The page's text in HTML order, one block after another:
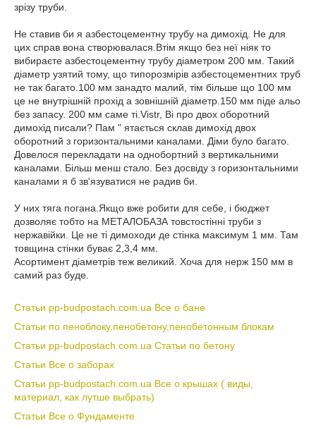
зрізу труби.
Не ставив би я азбестоцементну трубу на димохід. Не для
цих справ вона створювалася.Втім якщо без неї ніяк то
вибираєте азбестоцементну трубу діаметром 200 мм. Такий
діаметр узятий тому, що типорозмірів азбестоцементних труб
не так багато.100 мм занадто малий, тім більше що 100 мм
це не внутрішній прохід а зовнішній діаметр.150 мм піде альо
без запасу. 200 мм саме ті.Vistr, Ві про двох оборотний
димохід писали? Пам " ятається склав димохід двох
оборотний з горизонтальними каналами. Діми було багато.
Довелося перекладати на однобортний з вертикальними
каналами. Більш менш стало. Без досвіду з горизонтальними
каналами я б зв'язуватися не радив би.
У них тяга погана.Якщо вже робити для себе, і бюджет
дозволяє тобто на МЕТАЛОБАЗА товстостінні труби з
нержавійки. Це не ті димоходи де стінка максимум 1 мм. Там
товщина стінки буває 2,3,4 мм.
Асортимент діаметрів теж великий. Хоча для нерж 150 мм в
самий раз буде.
Статьи pp-budpostach.com.ua Все о бане
Статьи по пеноблоку,пенобетону,пенобетонным блокам
Статьи pp-budpostach.com.ua Статьи по бетону
Статьи Все о заборах
Статьи pp-budpostach.com.ua Все о крышах ( виды,
материал, как лутше выбрать)
Статьи Все о Фундаменте